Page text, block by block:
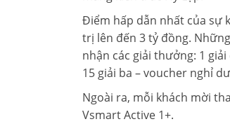
Điểm hấp dẫn nhất của sự
trị lên đến 3 tỷ đồng.
nhận các giải thưởng: 1
15 giải ba – voucher nghỉ
Ngoài ra, mỗi khách mời
Vsmart Active 1+.